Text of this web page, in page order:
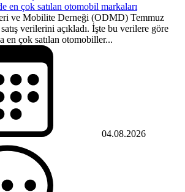
en çok satılan otomobil markaları
ve Mobilite Derneği (ODMD) Temmuz
verilerini açıkladı. İşte bu verilere göre
en çok satılan otomobiller...
04.08.2026